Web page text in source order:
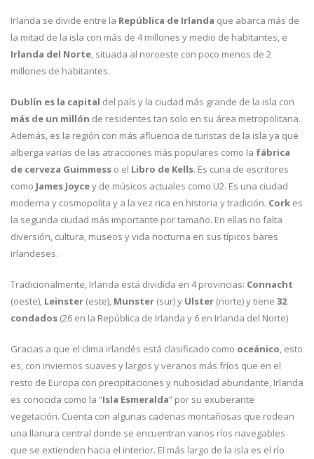
Irlanda se divide entre la República de Irlanda que abarca más de
la mitad de la isla con más de 4 millones y medio de habitantes, e
Irlanda del Norte, situada al noroeste con poco menos de 2
millones de habitantes.
Dublín es la capital del país y la ciudad más grande de la isla con
más de un millón de residentes tan solo en su área metropolitana.
Además, es la región con más afluencia de turistas de la isla ya que
alberga varias de las atracciones más populares como la fábrica
de cerveza Guimmess o el Libro de Kells. Es cuna de escritores
como James Joycey de músicos actuales como U2. Es una ciudad
moderna y cosmopolita y a la vez rica en historia y tradición. Cork es
la segunda ciudad más importante por tamaño. En ellas no falta
diversión, cultura, museos y vida nocturna en sus típicos bares
irlandeses.
Tradicionalmente, Irlanda está dividida en 4 provincias: Connacht
(oeste), Leinster (este), Munster (sur) y Ulster (norte) y tiene 32
condados (26 en la República de Irlanda y 6 en Irlanda del Norte)
Gracias a que el clima irlandés está clasificado como oceánico, esto
es, con inviernos suaves y largos y veranos más fríos que en el
resto de Europa con precipitaciones y nubosidad abundante, Irlanda
es conocida como la “Isla Esmeralda” por su exuberante
vegetación. Cuenta con algunas cadenas montañosas que rodean
una llanura central donde se encuentran varios ríos navegables
que se extienden hacia el interior. El más largo de la isla es el río